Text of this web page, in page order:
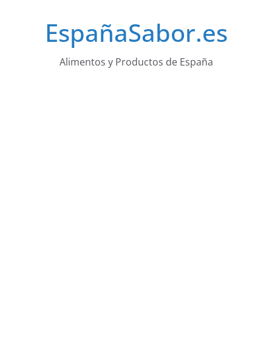
EspañaSabor.es
Alimentos y Productos de España